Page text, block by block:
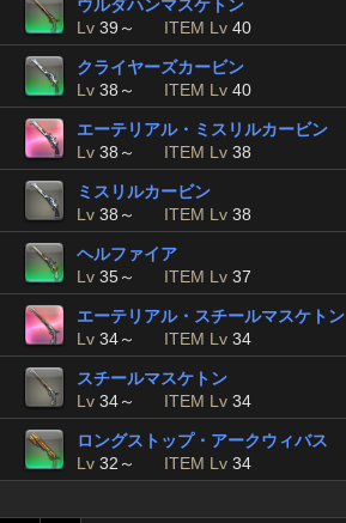
ウルダハンマスケトン
Lv 39～ ITEM Lv 40
クライヤーズカービン
Lv 38～ ITEM Lv 40
エーテリアル・ミスリルカービン
Lv 38～ ITEM Lv 38
ミスリルカービン
Lv 38～ ITEM Lv 38
ヘルファイア
Lv 35～ ITEM Lv 37
エーテリアル・スチールマスケトン
Lv 34～ ITEM Lv 34
スチールマスケトン
Lv 34～ ITEM Lv 34
ロングストップ・アークウィバス
Lv 32～ ITEM Lv 34